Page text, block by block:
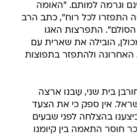
וגרמה למותם. "האומה
התפזרו לכל רוח", כתב הרב
התפרצות האגו
הובילה את שארית עם
ולהתפזר בתפוצות
בית שני, שַבנו ארצה
אין ספק כי את הצעד
בהצלחה לפני שבעים
חוסר התאמה בין קיומנו